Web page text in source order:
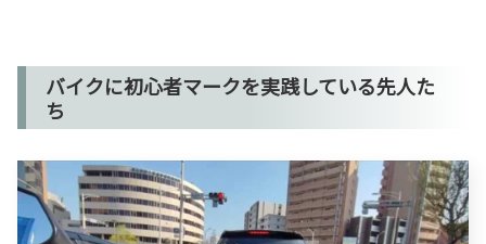
バイクに初心者マークを実践している先人た
ち